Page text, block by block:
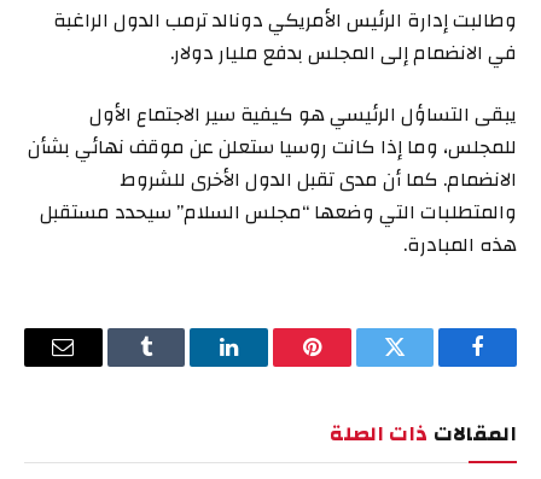
وطالبت إدارة الرئيس الأمريكي دونالد ترمب الدول الراغبة
في الانضمام إلى المجلس بدفع مليار دولار.
يبقى التساؤل الرئيسي هو كيفية سير الاجتماع الأول
للمجلس، وما إذا كانت روسيا ستعلن عن موقف نهائي بشأن
الانضمام. كما أن مدى تقبل الدول الأخرى للشروط
والمتطلبات التي وضعها “مجلس السلام” سيحدد مستقبل
هذه المبادرة.
فيسبوك تويتر بينتيريستلينكدإن Tumblr
البريد
المقالات ذات الصلة